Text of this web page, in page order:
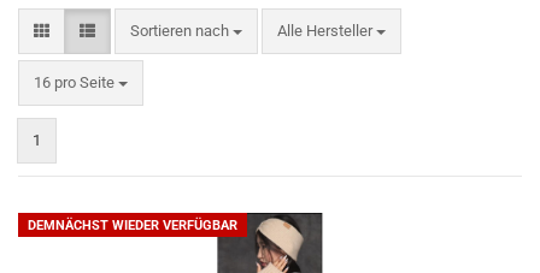
Sortieren nach
Sortieren nach Alle Hersteller
16 pro Seite
pro Seite
1
DEMNÄCHST WIEDER VERFÜGBAR